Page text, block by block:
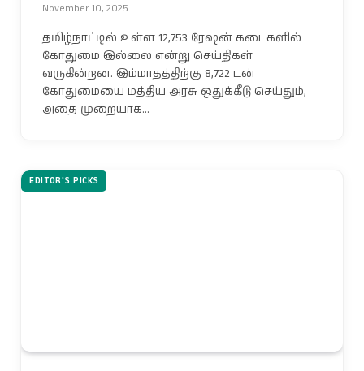
November 10, 2025
தமிழ்நாட்டில் உள்ள 12,753 ரேஷன் கடைகளில்
கோதுமை இல்லை என்று செய்திகள்
வருகின்றன. இம்மாதத்திற்கு 8,722 டன்
கோதுமையை மத்திய அரசு ஒதுக்கீடு செய்தும்,
அதை முறையாக…
EDITOR'S PICKS